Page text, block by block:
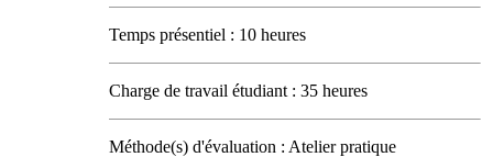
Temps présentiel : 10 heures
Charge de travail étudiant : 35 heures
Méthode(s) d'évaluation : Atelier pratique